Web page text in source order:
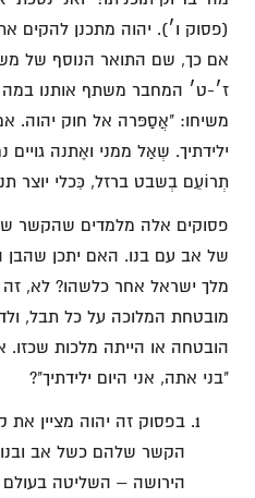
(פסוק ו׳). יהוה מתכנן להקים
אם כך, שם התואר הנוסף של
ז׳-ט׳ המחבר משתף אותנו
משיחו: "אֲסַפּרה אל חוק יהוה.
ילידתיך. שְאַל ממני ואֶתנה
תְרוֹעֵם בְשבט ברזל, כִּכלי יוצר
פסוקים אלה מלמדים שהקשר
של אב עם בנו. האם יתכן שהבן
מלך ישראל אחר כלשהו? לא, זה
מובטחת המלוכה על כל תבל,
הובטחה או הייתה מלכות
"בני אתה, אני היום ילידתיך"?
בפסוק זה יהוה מציין
הקשר שלהם כשל אב
הירושה – השליטה בעולם